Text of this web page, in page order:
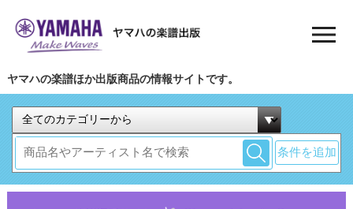
ヤマハの楽譜ほか出版商品の情報サイトです。
条件を追加